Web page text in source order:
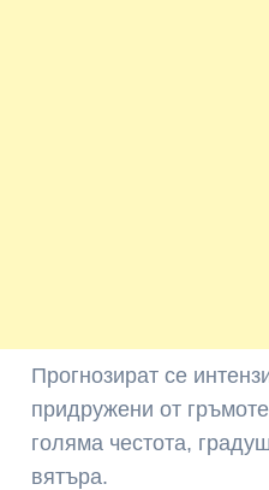
Прогнозират се
придружени от
голяма честота,
вятъра.